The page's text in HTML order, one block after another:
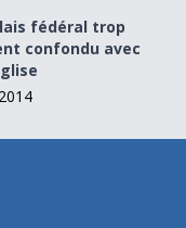
avec une église
fédéral trop
confondu avec